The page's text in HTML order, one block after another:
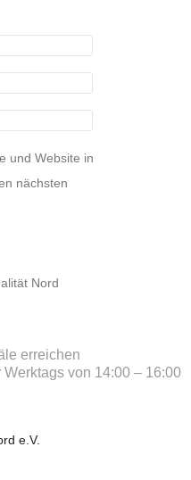
und Website in
nächsten
erreichen
von 14:00 – 16:00
e.V.